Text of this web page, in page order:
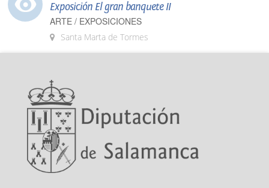
Exposición El gran banquete II
ARTE / EXPOSICIONES
Santa Marta de Tormes